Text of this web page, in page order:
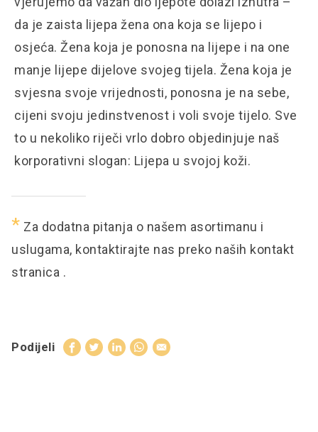
da je zaista lijepa žena ona koja se lijepo i
osjeća. Žena koja je ponosna na lijepe i na one
manje lijepe dijelove svojeg tijela. Žena koja je
svjesna svoje vrijednosti, ponosna je na sebe,
cijeni svoju jedinstvenost i voli svoje tijelo. Sve
to u nekoliko riječi vrlo dobro objedinjuje naš
korporativni slogan: Lijepa u svojoj koži.
* Za dodatna pitanja o našem asortimanu i
uslugama, kontaktirajte nas preko naših kontakt
stranica .
Podijeli